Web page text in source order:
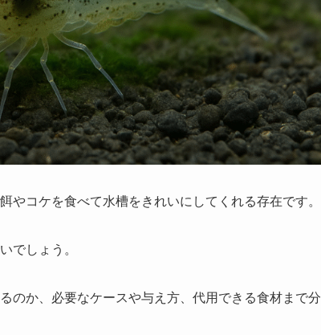
やコケを食べて水槽をきれいにしてくれる存在です。
でしょう。
のか、必要なケースや与え方、代用できる食材まで分